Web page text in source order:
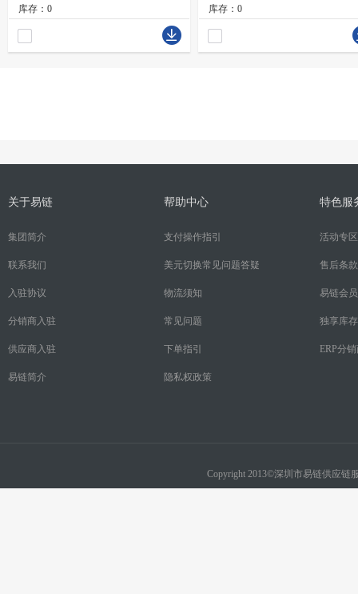
库存：0 库存：0
关于易链
集团简介
联系我们
入驻协议
分销商入驻
供应商入驻
易链简介
帮助中心
支付操作指引
美元切换常见问题答疑
物流须知
常见问题
下单指引
隐私权政策
特色服
活动专区
售后条款
易链会
独享库
ERP分
Copyright 2013©深圳市易链供应链